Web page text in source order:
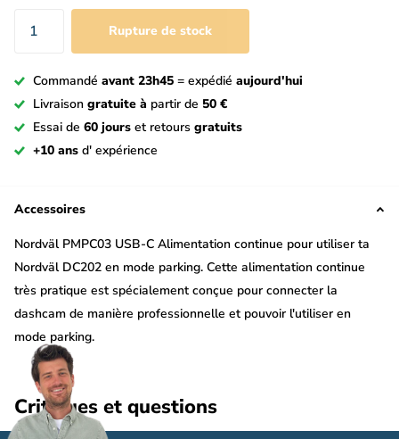
Rupture de stock
Commandé avant 23h45 = expédié aujourd'hui
Livraison gratuite à partir de 50 €
Essai de 60 jours et retours gratuits
+10 ans d' expérience
Accessoires
Nordväl PMPC03 USB-C Alimentation continue pour utiliser ta
Nordväl DC202 en mode parking. Cette alimentation continue
très pratique est spécialement conçue pour connecter la
dashcam de manière professionnelle et pouvoir l'utiliser en
mode parking.
3 fils
Cette alimentation Nordväl PMPC03 est un « kit de câblage » à 3
Critiques et questions